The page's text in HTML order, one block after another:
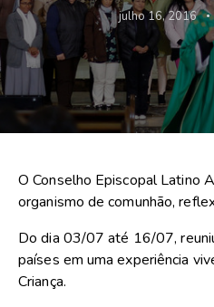
julho 16, 2016
O Conselho Episcopal Latino
organismo de comunhão,
Do dia 03/07 até 16/07,
países em uma experiência
Criança.